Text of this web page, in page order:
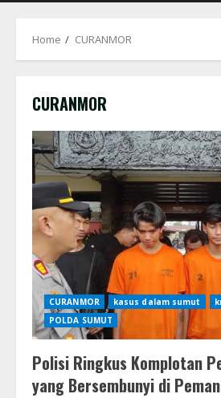
Home CURANMOR
CURANMOR
CURANMOR kasus dalam sumut
POLDA SUMUT
Polisi Ringkus Komplotan
yang Bersembunyi di